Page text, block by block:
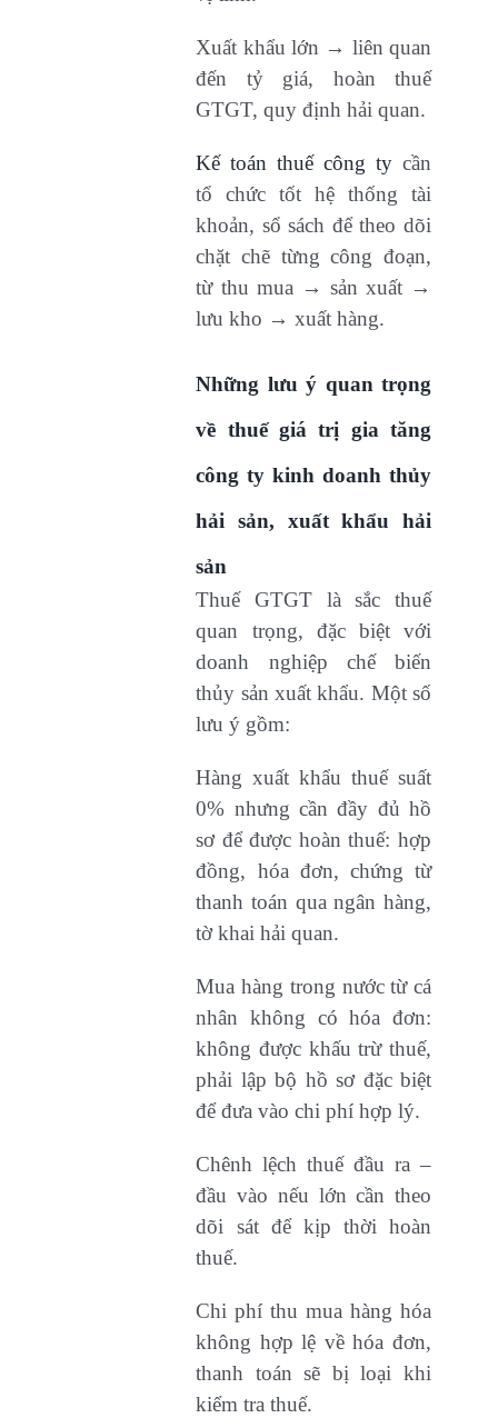
Xuất khẩu lớn → liên quan
đến tỷ giá, hoàn thuế
GTGT, quy định hải quan.
Kế toán thuế công ty cần
tổ chức tốt hệ thống tài
khoản, sổ sách để theo dõi
chặt chẽ từng công đoạn,
từ thu mua → sản xuất →
lưu kho → xuất hàng.
Những lưu ý quan trọng
về thuế giá trị gia tăng
công ty kinh doanh thủy
hải sản, xuất khẩu hải
sản
Thuế GTGT là sắc thuế
quan trọng, đặc biệt với
doanh nghiệp chế biến
thủy sản xuất khẩu. Một số
lưu ý gồm:
Hàng xuất khẩu thuế suất
0% nhưng cần đầy đủ hồ
sơ để được hoàn thuế: hợp
đồng, hóa đơn, chứng từ
thanh toán qua ngân hàng,
tờ khai hải quan.
Mua hàng trong nước từ cá
nhân không có hóa đơn:
không được khấu trừ thuế,
phải lập bộ hồ sơ đặc biệt
để đưa vào chi phí hợp lý.
Chênh lệch thuế đầu ra –
đầu vào nếu lớn cần theo
dõi sát để kịp thời hoàn
thuế.
Chi phí thu mua hàng hóa
không hợp lệ về hóa đơn,
thanh toán sẽ bị loại khi
kiểm tra thuế.